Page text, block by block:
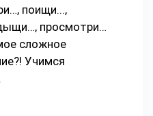
поищи...,
просмотри…
сложное
Учимся